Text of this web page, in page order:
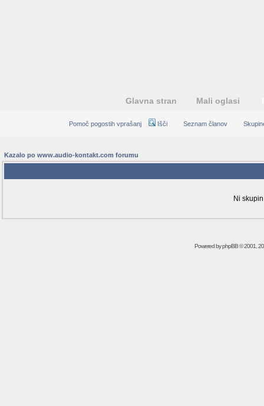
Glavna stran Mali oglasi
Pomoč pogostih vprašanj Išči Seznam članov
Kazalo po www.audio-kontakt.com forumu
Ni skupin
Powered byphpBB© 2001,